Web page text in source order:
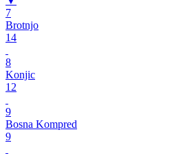
7
Brotnjo
14
8
Konjic
12
9
Bosna Kompred
9